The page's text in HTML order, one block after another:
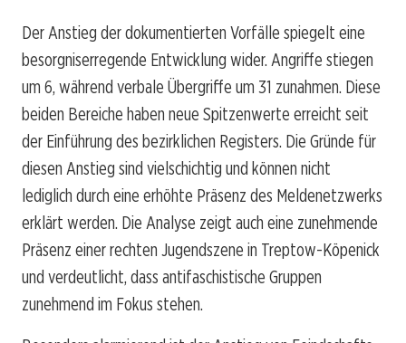
Der Anstieg der dokumentierten Vorfälle spiegelt eine
besorgniserregende Entwicklung wider. Angriffe stiegen
um 6, während verbale Übergriffe um 31 zunahmen. Diese
beiden Bereiche haben neue Spitzenwerte erreicht seit
der Einführung des bezirklichen Registers. Die Gründe für
diesen Anstieg sind vielschichtig und können nicht
lediglich durch eine erhöhte Präsenz des Meldenetzwerks
erklärt werden. Die Analyse zeigt auch eine zunehmende
Präsenz einer rechten Jugendszene in Treptow-Köpenick
und verdeutlicht, dass antifaschistische Gruppen
zunehmend im Fokus stehen.